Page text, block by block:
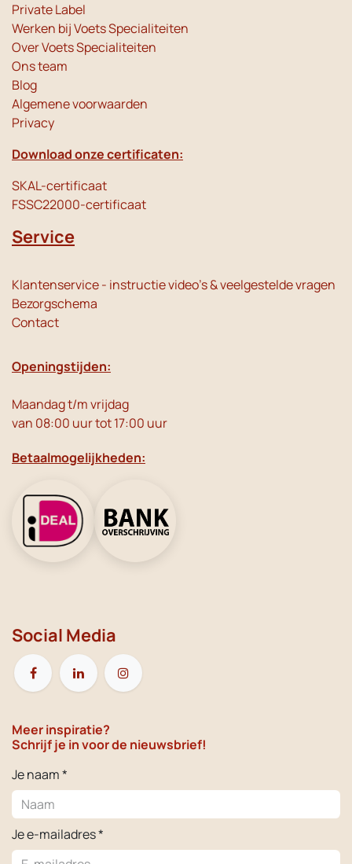
Private Label
Werken bij Voets Specialiteiten
Over Voets Specialiteiten
Ons team
Blog
Algemene voorwaarden
Privacy
Download onze certificaten:
SKAL-certificaat
FSSC22000-certificaat
Service
Klantenservice - instructie video's & veelgestelde vragen
Bezorgschema
Contact
Openingstijden:
Maandag t/m vrijdag
van 08:00 uur tot 17:00 uur
Betaalmogelijkheden:
Social Media
Meer inspiratie?
Schrijf je in voor de nieuwsbrief!
Je naam *
Je e-mailadres *